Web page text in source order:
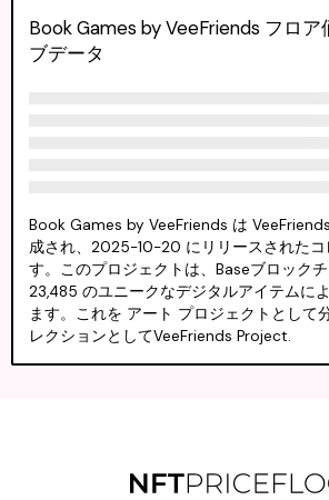
Book Games by VeeFriends フロア
ブデータ
Book Games by VeeFriends は
成され、2025-10-20 にリリースされたコ
す。このプロジェクトは、Baseブロック
23,485 のユニークなデジタルアイテムに
ます。これを アート プロジェクトとして
レクションとしてVeeFriends Project.